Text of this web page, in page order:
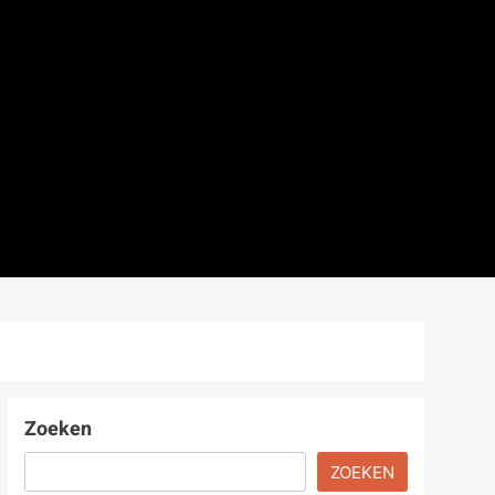
Zoeken
ZOEKEN